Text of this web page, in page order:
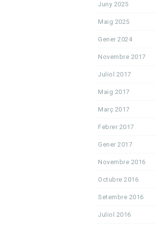
Juny 2025
Maig 2025
Gener 2024
Novembre 2017
Juliol 2017
Maig 2017
Març 2017
Febrer 2017
Gener 2017
Novembre 2016
Octubre 2016
Setembre 2016
Juliol 2016